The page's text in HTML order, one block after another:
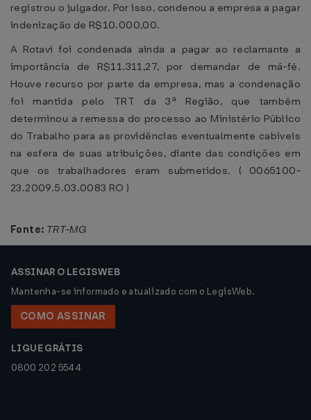
registrou o julgador. Por isso, condenou a empresa a pagar
indenização de R$10.000,00.
A Rotavi foi condenada ainda a pagar ao reclamante a
importância de R$11.311,27, por demandar de má-fé.
Houve recurso por parte da empresa, mas a condenação
foi mantida pelo TRT da 3ª Região, que também
determinou a remessa do processo ao Ministério Público
do Trabalho para as providências eventualmente cabíveis
na esfera de suas atribuições, diante das condições em
que os trabalhadores eram submetidos. ( 0065100-
23.2009.5.03.0083 RO )
Fonte: TRT-MG
ASSINAR O LEGISWEB
Mantenha-se informado e atualizado com o LegisWeb.
COMO ASSINAR
LIGUE GRÁTIS
0800 202 5544